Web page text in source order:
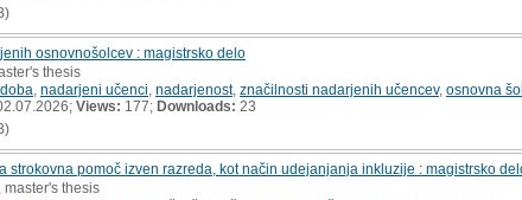
osnovnošolcev : magistrsko delo
thesis
nadarjeni učenci nadarjenost, značilnosti nadarjenih učencev, osnovna
Views: 177; Downloads: 23
strokovna pomoč izven razreda, kot način udejanjanja inkluzije : magistrsko
master's thesis